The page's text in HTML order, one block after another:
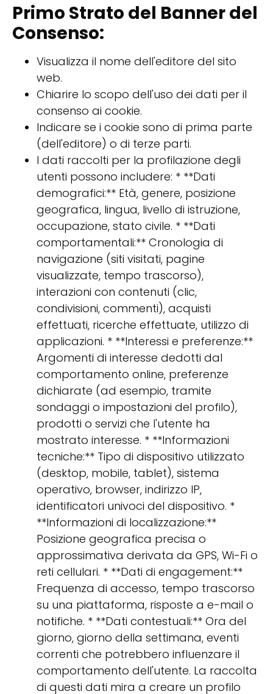
Primo Strato del Banner del
Consenso:
Visualizza il nome dell'editore del sito
web.
Chiarire lo scopo dell'uso dei dati per il
consenso ai cookie.
Indicare se i cookie sono di prima parte
(dell'editore) o di terze parti.
I dati raccolti per la profilazione degli
utenti possono includere: * **Dati
demografici:** Età, genere, posizione
geografica, lingua, livello di istruzione,
occupazione, stato civile. * **Dati
comportamentali:** Cronologia di
navigazione (siti visitati, pagine
visualizzate, tempo trascorso),
interazioni con contenuti (clic,
condivisioni, commenti), acquisti
effettuati, ricerche effettuate, utilizzo di
applicazioni. * **Interessi e preferenze:**
Argomenti di interesse dedotti dal
comportamento online, preferenze
dichiarate (ad esempio, tramite
sondaggi o impostazioni del profilo),
prodotti o servizi che l'utente ha
mostrato interesse. * **Informazioni
tecniche:** Tipo di dispositivo utilizzato
(desktop, mobile, tablet), sistema
operativo, browser, indirizzo IP,
identificatori univoci del dispositivo. *
**Informazioni di localizzazione:**
Posizione geografica precisa o
approssimativa derivata da GPS, Wi-Fi o
reti cellulari. * **Dati di engagement:**
Frequenza di accesso, tempo trascorso
su una piattaforma, risposte a e-mail o
notifiche. * **Dati contestuali:** Ora del
giorno, giorno della settimana, eventi
correnti che potrebbero influenzare il
comportamento dell'utente. La raccolta
di questi dati mira a creare un profilo